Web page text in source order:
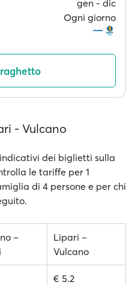
gen ‐ dic
Ogni giorno
- Vulcano
dei biglietti sulla
le tariffe per 1
di 4 persone e per chi
–
Lipari –
Vulcano
€ 5.2